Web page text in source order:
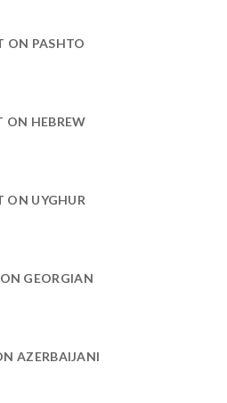
ON PASHTO
ON HEBREW
ON UYGHUR
GEORGIAN
AZERBAIJANI